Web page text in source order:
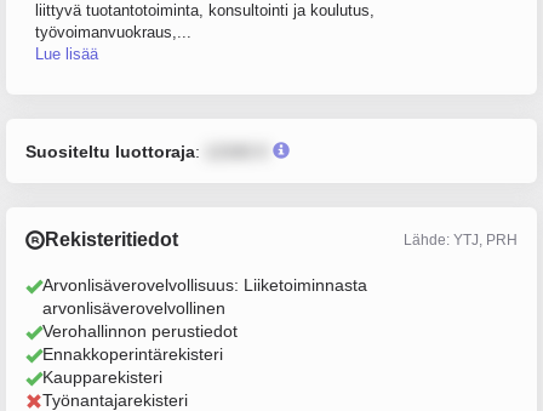
liittyvä tuotantotoiminta, konsultointi ja koulutus,
työvoimanvuokraus,...
Lue lisää
Suositeltu luottoraja:
Rekisteritiedot Lähde: YTJ, PRH
Arvonlisäverovelvollisuus: Liiketoiminnasta
arvonlisäverovelvollinen
Verohallinnon perustiedot
Ennakkoperintärekisteri
Kaupparekisteri
Työnantajarekisteri